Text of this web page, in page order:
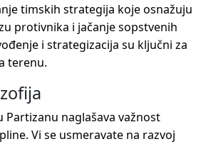
timskih strategija koje osnažuju
protivnika i jačanje sopstvenih
i strategizacija su ključni za
terenu.
Partizanu naglašava važnost
Vi se usmeravate na razvoj